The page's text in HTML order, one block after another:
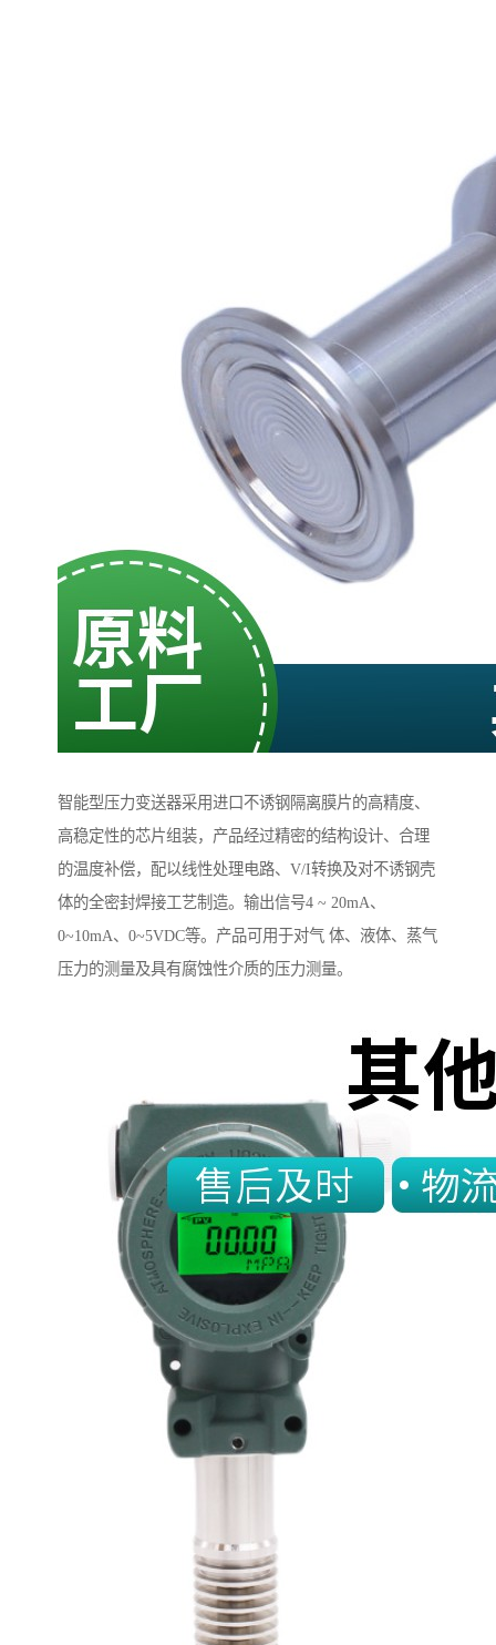
智能型压力变送器采用进口不诱钢隔离膜片的高精度、
高稳定性的芯片组装，产品经过精密的结构设计、合理
的温度补偿，配以线性处理电路、V/I转换及对不诱钢壳
体的全密封焊接工艺制造。输出信号4 ~ 20mA、
0~10mA、0~5VDC等。产品可用于对气 体、液体、蒸气
压力的测量及具有腐蚀性介质的压力测量。